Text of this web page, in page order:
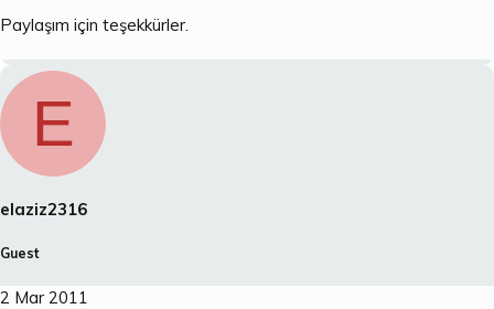
Paylaşım için teşekkürler.
E
elaziz2316
Guest
2 Mar 2011